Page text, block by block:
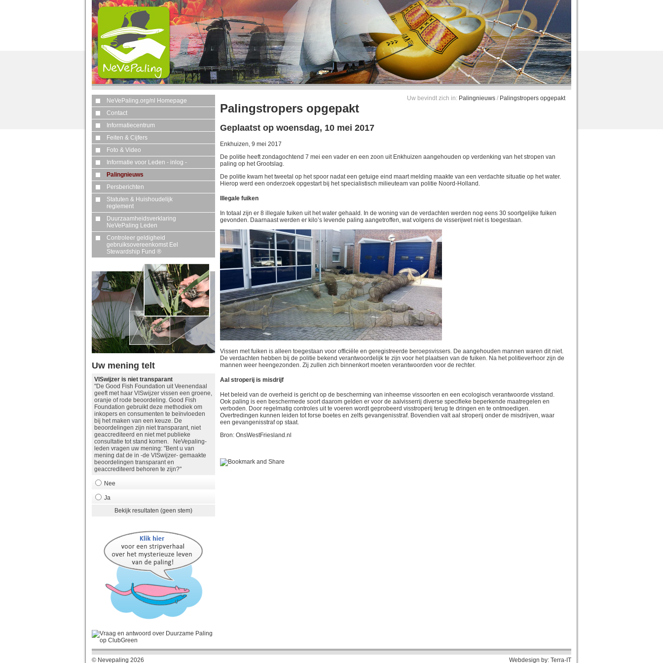
NeVePaling.org/nl Homepage
Contact
Informatiecentrum
Feiten & Cijfers
Foto & Video
Informatie voor Leden - inlog -
Palingnieuws
Persberichten
Statuten & Huishoudelijk
reglement
Duurzaamheidsverklaring
NeVePaling Leden
Controleer geldigheid
gebruiksovereenkomst Eel
Stewardship Fund ®
Uw mening telt
VISwijzer is niet transparant
"De Good Fish Foundation uit Veenendaal
geeft met haar VISwijzer vissen een groene,
oranje of rode beoordeling. Good Fish
Foundation gebruikt deze methodiek om
inkopers en consumenten te beïnvloeden
bij het maken van een keuze. De
beoordelingen zijn niet transparant, niet
geaccrediteerd en niet met publieke
consultatie tot stand komen. NeVepaling-
leden vragen uw mening: "Bent u van
mening dat de in -de VISwijzer- gemaakte
beoordelingen transparant en
geaccrediteerd behoren te zijn?"
Nee
Ja
Bekijk resultaten (geen stem)
Uw bevindt zich in: Palingnieuws / Palingstropers opgepakt
Palingstropers opgepakt
Geplaatst op woensdag, 10 mei 2017
Enkhuizen, 9 mei 2017
De politie heeft zondagochtend 7 mei een vader en een zoon uit Enkhuizen aangehouden op verdenking van het stropen van
paling op het Grootslag.
De politie kwam het tweetal op het spoor nadat een getuige eind maart melding maakte van een verdachte situatie op het water.
Hierop werd een onderzoek opgestart bij het specialistisch milieuteam van politie Noord-Holland.
Illegale fuiken
In totaal zijn er 8 illegale fuiken uit het water gehaald. In de woning van de verdachten werden nog eens 30 soortgelijke fuiken
gevonden. Daarnaast werden er kilo’s levende paling aangetroffen, wat volgens de visserijwet niet is toegestaan.
Vissen met fuiken is alleen toegestaan voor officiële en geregistreerde beroepsvissers. De aangehouden mannen waren dit niet.
De verdachten hebben bij de politie bekend verantwoordelijk te zijn voor het plaatsen van de fuiken. Na het politieverhoor zijn de
mannen weer heengezonden. Zij zullen zich binnenkort moeten verantwoorden voor de rechter.
Aal stroperij is misdrijf
Het beleid van de overheid is gericht op de bescherming van inheemse vissoorten en een ecologisch verantwoorde visstand.
Ook paling is een beschermede soort daarom gelden er voor de aalvisserrij diverse specifieke beperkende maatregelen en
verboden. Door regelmatig controles uit te voeren wordt geprobeerd visstroperij terug te dringen en te ontmoedigen.
Overtredingen kunnen leiden tot forse boetes en zelfs gevangenisstraf. Bovendien valt aal stroperij onder de misdrijven, waar
een gevangenisstraf op staat.
Bron: OnsWestFriesland.nl
© Nevepaling 2026 Webdesign by: Terra-IT